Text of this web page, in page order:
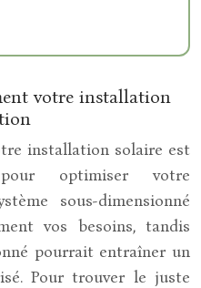
votre installation
installation solaire est
optimiser votre
sous-dimensionné
vos besoins, tandis
pourrait entraîner un
Pour trouver le juste